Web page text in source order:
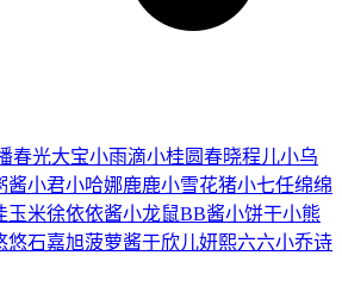
春光大宝小雨滴小桂圆春晓程儿小乌
酱小君小哈娜鹿鹿小雪花猪小七任绵绵
玉米徐依依酱小龙鼠BB酱小饼干小熊
悠石嘉旭菠萝酱于欣儿妍熙六六小乔诗